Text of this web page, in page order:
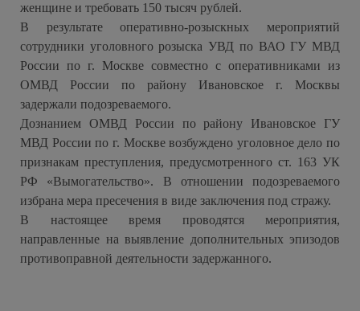
женщине и требовать 150 тысяч рублей.
В результате оперативно-розыскных мероприятий
сотрудники уголовного розыска УВД по ВАО ГУ МВД
России по г. Москве совместно с оперативниками из
ОМВД России по району Ивановское г. Москвы
задержали подозреваемого.
Дознанием ОМВД России по району Ивановское ГУ
МВД России по г. Москве возбуждено уголовное дело по
признакам преступления, предусмотренного ст. 163 УК
РФ «Вымогательство». В отношении подозреваемого
избрана мера пресечения в виде заключения под стражу.
В настоящее время проводятся мероприятия,
направленные на выявление дополнительных эпизодов
противоправной деятельности задержанного.